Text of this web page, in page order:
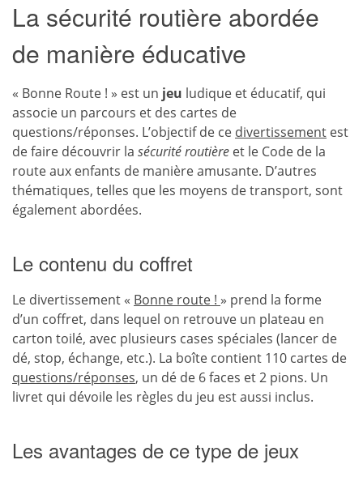
La sécurité routière abordée
de manière éducative
« Bonne Route ! » est un jeu ludique et éducatif, qui
associe un parcours et des cartes de
questions/réponses. L’objectif de ce divertissement est
de faire découvrir la sécurité routière et le Code de la
route aux enfants de manière amusante. D’autres
thématiques, telles que les moyens de transport, sont
également abordées.
Le contenu du coffret
Le divertissement « Bonne route ! » prend la forme
d’un coffret, dans lequel on retrouve un plateau en
carton toilé, avec plusieurs cases spéciales (lancer de
dé, stop, échange, etc.). La boîte contient 110 cartes de
questions/réponses, un dé de 6 faces et 2 pions. Un
livret qui dévoile les règles du jeu est aussi inclus.
Les avantages de ce type de jeux